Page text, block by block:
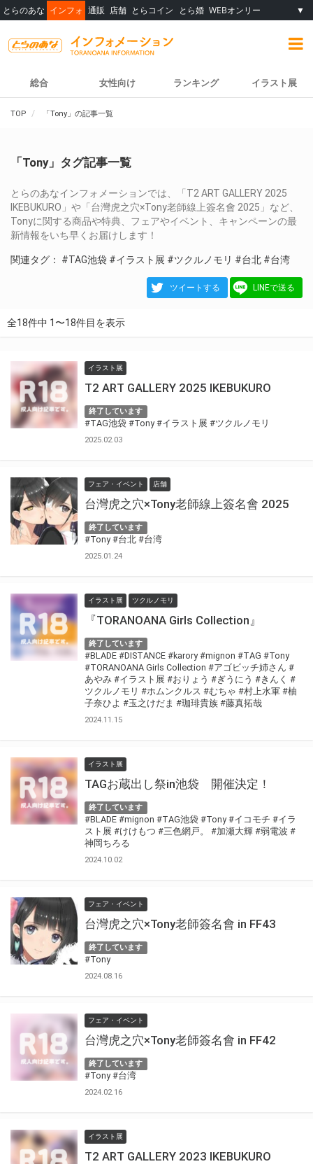
とらのあな インフォ 通販 店舗 とらコイン とら婚 WEBオンリー ▼
総合 女性向け ランキング イラスト展
TOP 「Tony」の記事一覧
「Tony」タグ記事一覧
とらのあなインフォメーションでは、「T2 ART GALLERY 2025
IKEBUKURO」や「台灣虎之穴×Tony老師線上簽名會 2025」など、
Tonyに関する商品や特典、フェアやイベント、キャンペーンの最
新情報をいち早くお届けします！
関連タグ： #TAG池袋 #イラスト展 #ツクルノモリ #台北 #台湾
ツイートする LINEで送る
全18件中 1〜18件目を表示
イラスト展
T2 ART GALLERY 2025 IKEBUKURO
終了しています
#TAG池袋 #Tony #イラスト展 #ツクルノモリ
2025.02.03
フェア・イベント 店舗
台灣虎之穴×Tony老師線上簽名會 2025
終了しています
#Tony #台北 #台湾
2025.01.24
イラスト展 ツクルノモリ
『TORANOANA Girls Collection』
終了しています
#BLADE #DISTANCE #karory #mignon #TAG #Tony
#TORANOANA Girls Collection #アゴビッチ姉さん #
あやみ #イラスト展 #おりょう #ぎうにう #きんく #
ツクルノモリ #ホムンクルス #むちゃ #村上水軍 #柚
子奈ひよ #玉之けだま #珈琲貴族 #藤真拓哉
2024.11.15
イラスト展
TAGお蔵出し祭in池袋 開催決定！
終了しています
#BLADE #mignon #TAG池袋 #Tony #イコモチ #イラ
スト展 #けけもつ #三色網戸。 #加瀬大輝 #弱電波 #
神岡ちろる
2024.10.02
フェア・イベント
台灣虎之穴×Tony老師簽名會 in FF43
終了しています
#Tony
2024.08.16
フェア・イベント
台灣虎之穴×Tony老師簽名會 in FF42
終了しています
#Tony #台湾
2024.02.16
イラスト展
T2 ART GALLERY 2023 IKEBUKURO